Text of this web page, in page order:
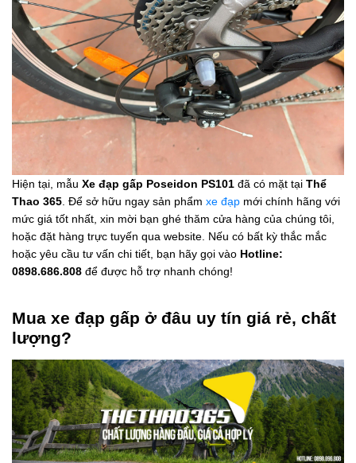
Hiện tại, mẫu Xe đạp gấp Poseidon PS101 đã có mặt tại Thể
Thao 365 . Để sở hữu ngay sản phẩm xe đạp mới chính hãng với
mức giá tốt nhất, xin mời bạn ghé thăm cửa hàng của chúng tôi,
hoặc đặt hàng trực tuyến qua website. Nếu có bất kỳ thắc mắc
hoặc yêu cầu tư vấn chi tiết, bạn hãy gọi vào Hotline:
0898.686.808 để được hỗ trợ nhanh chóng!
Mua xe đạp gấp ở đâu uy tín giá rẻ, chất
lượng?